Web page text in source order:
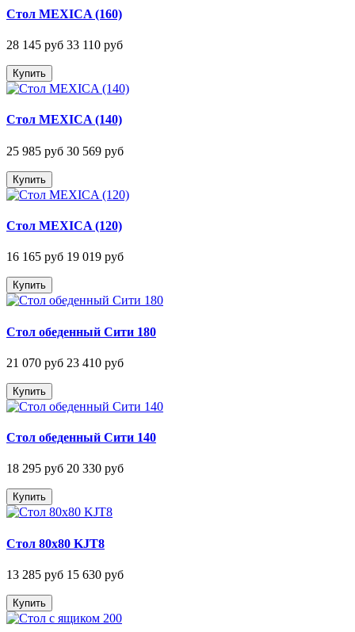
Стол MEXICA (160)
28 145 руб 33 110 руб
Купить
Стол MEXICA (140)
25 985 руб 30 569 руб
Купить
Стол MEXICA (120)
16 165 руб 19 019 руб
Купить
Стол обеденный Сити 180
21 070 руб 23 410 руб
Купить
Стол обеденный Сити 140
18 295 руб 20 330 руб
Купить
Стол 80х80 KJT8
13 285 руб 15 630 руб
Купить